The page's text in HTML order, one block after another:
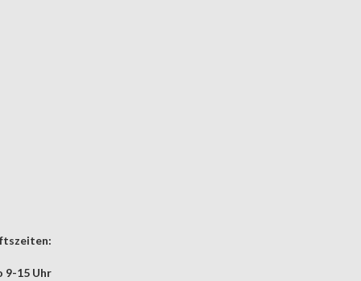
9-15 Uhr